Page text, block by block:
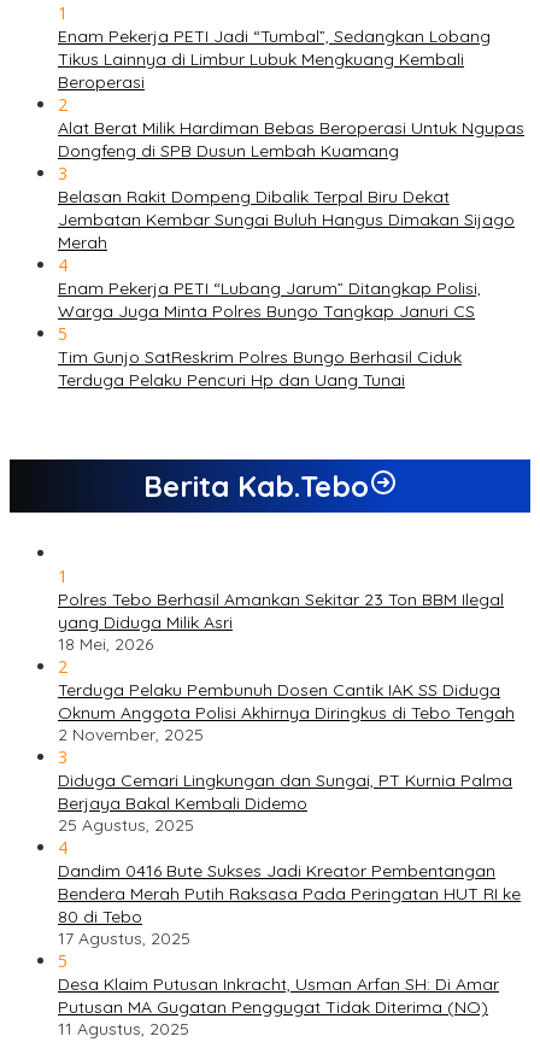
1
Enam Pekerja PETI Jadi “Tumbal”, Sedangkan Lobang
Tikus Lainnya di Limbur Lubuk Mengkuang Kembali
Beroperasi
2
Alat Berat Milik Hardiman Bebas Beroperasi Untuk Ngupas
Dongfeng di SPB Dusun Lembah Kuamang
3
Belasan Rakit Dompeng Dibalik Terpal Biru Dekat
Jembatan Kembar Sungai Buluh Hangus Dimakan Sijago
Merah
4
Enam Pekerja PETI “Lubang Jarum” Ditangkap Polisi,
Warga Juga Minta Polres Bungo Tangkap Januri CS
5
Tim Gunjo SatReskrim Polres Bungo Berhasil Ciduk
Terduga Pelaku Pencuri Hp dan Uang Tunai
Berita Kab.Tebo
1
Polres Tebo Berhasil Amankan Sekitar 23 Ton BBM Ilegal
yang Diduga Milik Asri
18 Mei, 2026
2
Terduga Pelaku Pembunuh Dosen Cantik IAK SS Diduga
Oknum Anggota Polisi Akhirnya Diringkus di Tebo Tengah
2 November, 2025
3
Diduga Cemari Lingkungan dan Sungai, PT Kurnia Palma
Berjaya Bakal Kembali Didemo
25 Agustus, 2025
4
Dandim 0416 Bute Sukses Jadi Kreator Pembentangan
Bendera Merah Putih Raksasa Pada Peringatan HUT RI ke
80 di Tebo
17 Agustus, 2025
5
Desa Klaim Putusan Inkracht, Usman Arfan SH: Di Amar
Putusan MA Gugatan Penggugat Tidak Diterima (NO)
11 Agustus, 2025